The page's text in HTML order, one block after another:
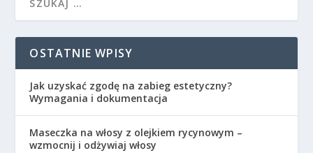
OSTATNIE WPISY
Jak uzyskać zgodę na zabieg estetyczny?
Wymagania i dokumentacja
Maseczka na włosy z olejkiem rycynowym –
wzmocnij i odżywiaj włosy